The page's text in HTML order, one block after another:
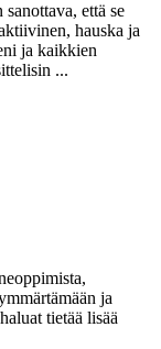
että se
hauska ja
ja kaikkien
...
ja
tietää lisää